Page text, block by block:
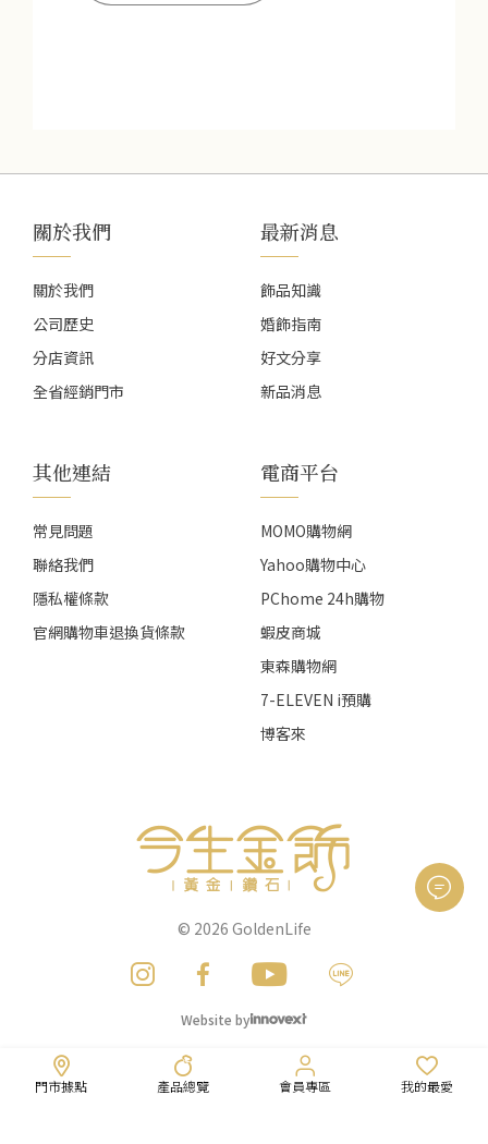
門市據點 產品總覽 會員專區 我的最愛
關於我們
關於我們
公司歷史
分店資訊
全省經銷門市
最新消息
飾品知識
婚飾指南
好文分享
新品消息
其他連結
常見問題
聯絡我們
隱私權條款
官網購物車退換貨條款
電商平台
MOMO購物網
Yahoo購物中心
PChome 24h購物
蝦皮商城
東森購物網
7-ELEVEN i預購
博客來
© 2026 GoldenLife
Website by